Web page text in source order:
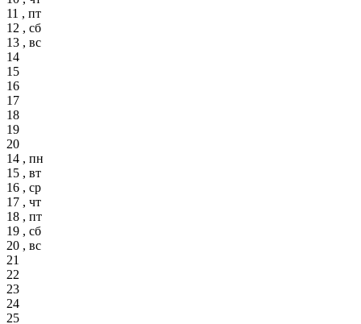
11 , пт
12 , сб
13 , вс
14
15
16
17
18
19
20
14 , пн
15 , вт
16 , ср
17 , чт
18 , пт
19 , сб
20 , вс
21
22
23
24
25